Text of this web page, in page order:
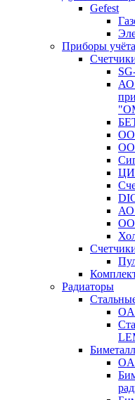
Gefest
Приборы
АО
АО
Радиаторы